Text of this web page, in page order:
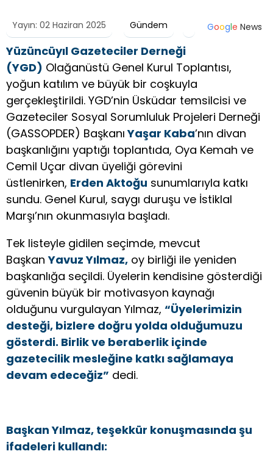
Yayın: 02 Haziran 2025 Gündem Google News
Yüzüncüyıl Gazeteciler Derneği
(YGD) Olağanüstü Genel Kurul Toplantısı,
yoğun katılım ve büyük bir coşkuyla
gerçekleştirildi. YGD’nin Üsküdar temsilcisi ve
Gazeteciler Sosyal Sorumluluk Projeleri Derneği
(GASSOPDER) BaşkanıYaşar Kaba’nın divan
başkanlığını yaptığı toplantıda, Oya Kemah ve
Cemil Uçar divan üyeliği görevini
üstlenirken, Erden Aktoğu sunumlarıyla katkı
sundu. Genel Kurul, saygı duruşu ve İstiklal
Marşı’nın okunmasıyla başladı.
Tek listeyle gidilen seçimde, mevcut
BaşkanYavuz Yılmaz, oy birliği ile yeniden
başkanlığa seçildi. Üyelerin kendisine gösterdiği
güvenin büyük bir motivasyon kaynağı
olduğunu vurgulayan Yılmaz, “Üyelerimizin
desteği, bizlere doğru yolda olduğumuzu
gösterdi. Birlik ve beraberlik içinde
gazetecilik mesleğine katkı sağlamaya
devam edeceğiz” dedi.
Başkan Yılmaz, teşekkür konuşmasında şu
ifadeleri kullandı: